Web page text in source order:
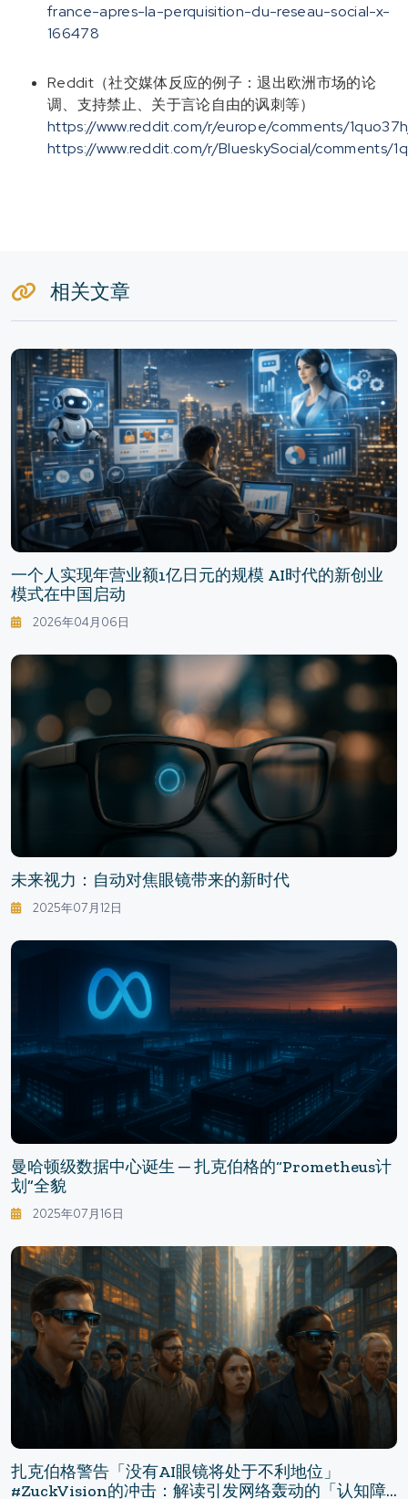
france-apres-la-perquisition-du-reseau-social-x-
166478
Reddit（社交媒体反应的例子：退出欧洲市场的论
调、支持禁止、关于言论自由的讽刺等）
https://www.reddit.com/r/europe/comments/
https://www.reddit.com/r/BlueskySocial/comments/
相关文章
一个人实现年营业额1亿日元的规模 AI时代的新创业
模式在中国启动
2026年04月06日
未来视力：自动对焦眼镜带来的新时代
2025年07月12日
曼哈顿级数据中心诞生 ─ 扎克伯格的“Prometheus计
划”全貌
2025年07月16日
扎克伯格警告「没有AI眼镜将处于不利地位」
#ZuckVision的冲击：解读引发网络轰动的「认知障